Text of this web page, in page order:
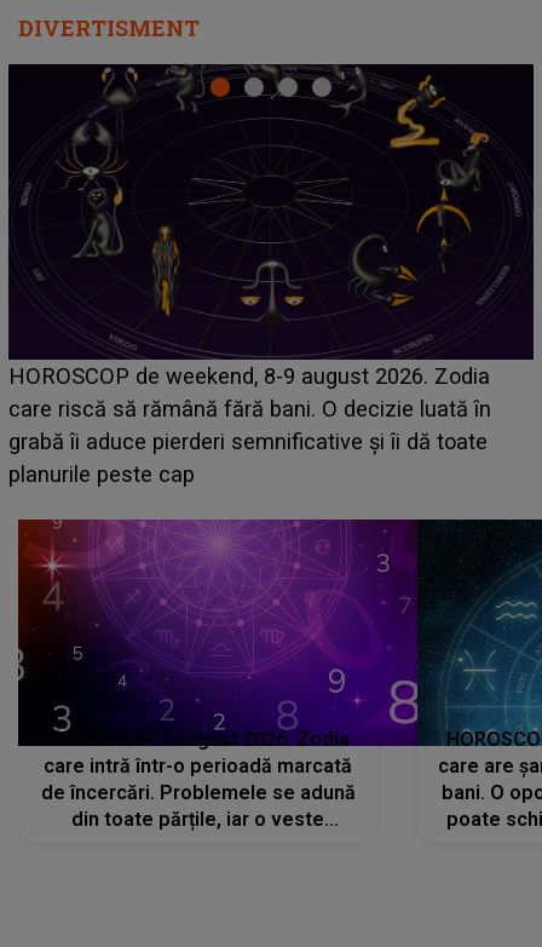
DIVERTISMENT
Emanuel a ținut ACEST DETALIU ASCUNS până
acum! În fața Alexandrei, concurentul din Casa Iubirii
face o MĂRTURISIRE NEAȘTEPTATĂ despre mama
sa: "I-am spus și ei în față, eu nu te iubesc pentru
HOROSCOP 7 august 2026. Zodia
care intră într-o perioadă marcată
de încercări. Problemele se adună
din toate părțile, iar o veste
care are
bani. O
poate